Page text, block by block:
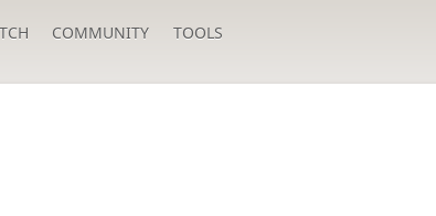
COMMUNITY TOOLS